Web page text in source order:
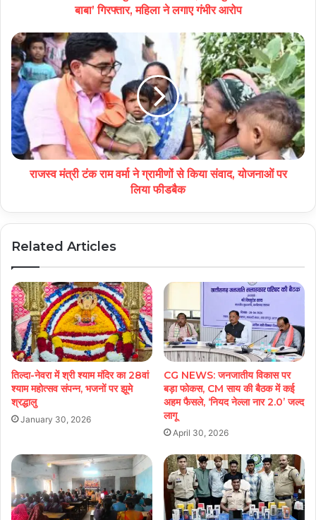
बाबा’ गिरफ्तार, महिला ने लगाए गंभीर आरोप
राजस्व मंत्री टंक राम वर्मा ने ग्रामीणों से किया संवाद, योजनाओं पर
लिया फीडबैक
Related Articles
तिल्दा-नेवरा में श्री श्याम मंदिर का 28वां
श्याम महोत्सव संपन्न, भजनों पर झूमे
श्रद्धालु
January 30, 2026
CG NEWS: जनजातीय विकास पर
बड़ा फोकस, CM साय की बैठक में कई
अहम फैसले, ‘नियद नेल्ला नार 2.0’ जल्द
लागू
April 30, 2026